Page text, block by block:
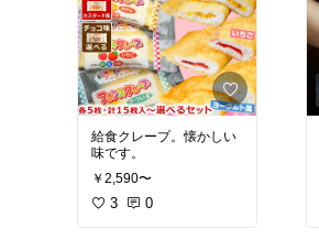
給食クレープ。懐かしい
味です。
￥2,590〜
3 0